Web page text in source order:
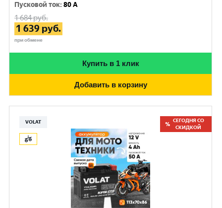
Пусковой ток:80 A
1 684руб.
1 639 руб.
при обмене
Купить в 1 клик
Добавить в корзину
VOLAT
СЕГОДНЯ СО
СКИДКОЙ